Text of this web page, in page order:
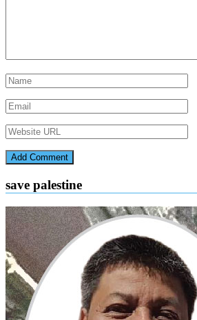
save palestine